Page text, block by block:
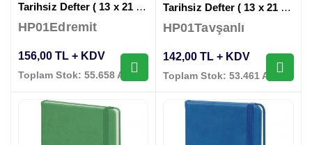
Tarihsiz Defter ( 13 x 21 cm )
HP01Edremit
156,00 TL + KDV
Toplam Stok: 55.658 Adet
Tarihsiz Defter ( 13 x 21 cm )
HP01Tavşanlı
142,00 TL + KDV
Toplam Stok: 53.461 Adet